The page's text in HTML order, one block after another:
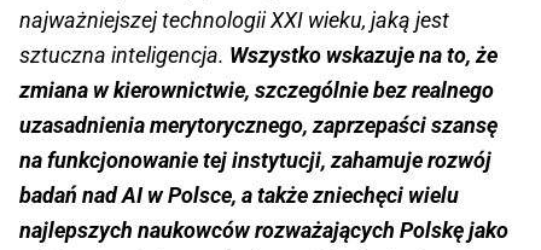
najważniejszej technologii XXI wieku, jaką jest
sztuczna inteligencja. Wszystko wskazuje na to, że
zmiana w kierownictwie, szczególnie bez realnego
uzasadnienia merytorycznego, zaprzepaści szansę
na funkcjonowanie tej instytucji, zahamuje rozwój
badań nad AI w Polsce, a także zniechęci wielu
najlepszych naukowców rozważających Polskę jako